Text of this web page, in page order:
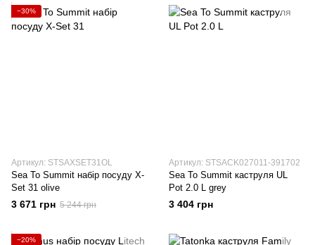
−30%
Артикул: STSAXSET31OL
Sea To Summit набір посуду X-
Set 31 olive
3 671 грн 5 244 грн
Артикул: STSACK027011-391702
Sea To Summit каструля UL
Pot 2.0 L grey
3 404 грн
−20%